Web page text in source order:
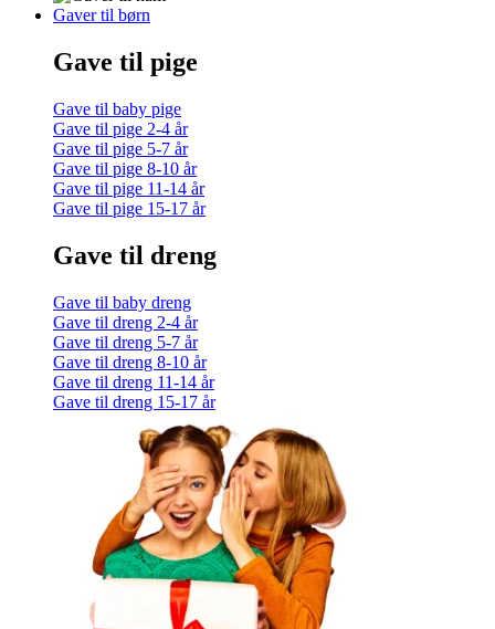
Gaver til børn
Gave til pige
Gave til baby pige
Gave til pige 2-4 år
Gave til pige 5-7 år
Gave til pige 8-10 år
Gave til pige 11-14 år
Gave til pige 15-17 år
Gave til dreng
Gave til baby dreng
Gave til dreng 2-4 år
Gave til dreng 5-7 år
Gave til dreng 8-10 år
Gave til dreng 11-14 år
Gave til dreng 15-17 år